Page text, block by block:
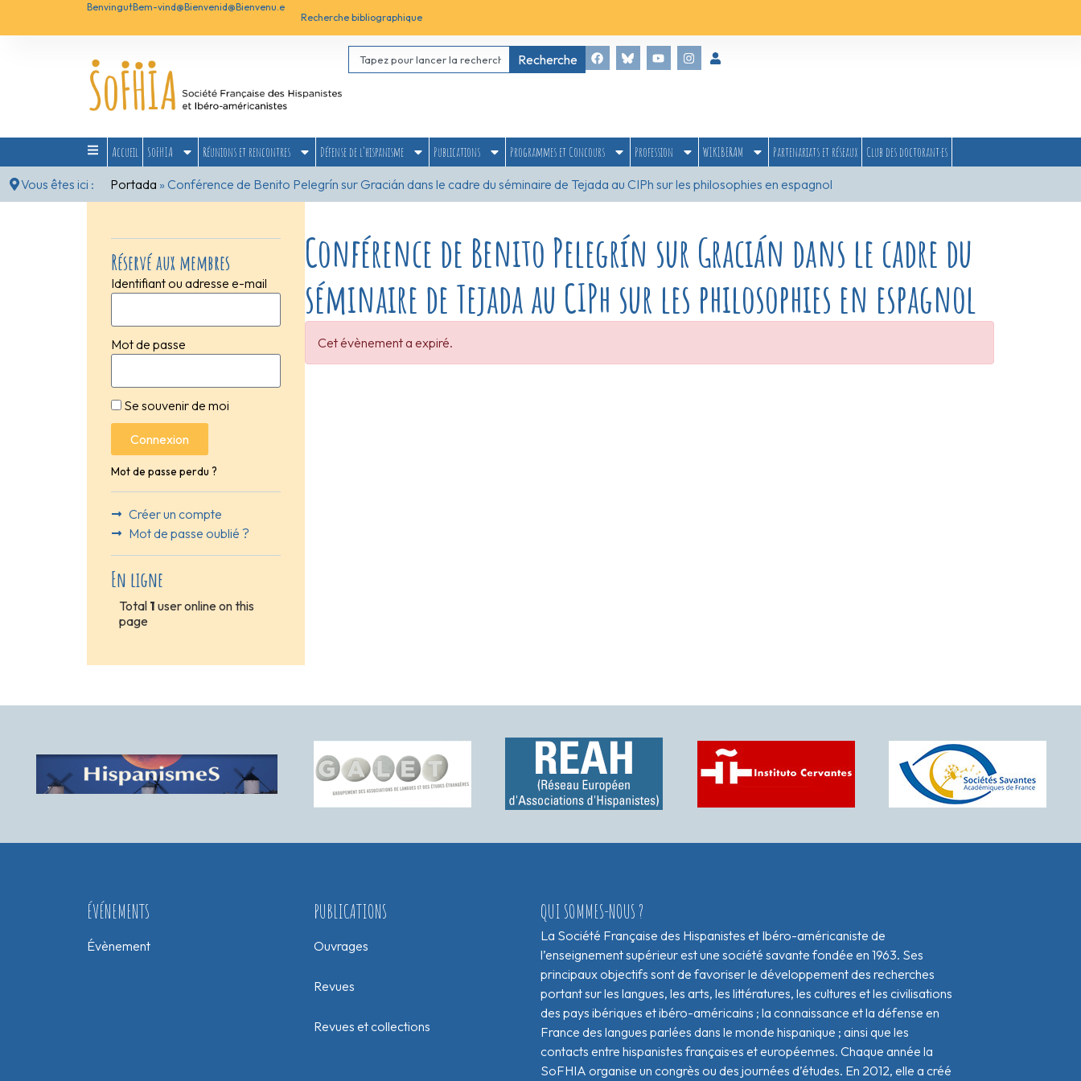
BenvingutBem-vind@Bienvenid@Bienvenu.e
Recherche bibliographique
Recherche
Accueil SoFHIA Réunions et rencontres Défense de l’hispanisme Publications Programmes et Concours Profession WIKIBERAM Partenariats et réseaux
Club des doctorant·es
Vous êtes ici :
Portada »Conférence de Benito Pelegrín sur Gracián dans le cadre du séminaire de Tejada au CIPh sur les philosophies en espagnol
Réservé aux membres
Identifiant ou adresse e-mail
Mot de passe
Se souvenir de moi
Connexion
Mot de passe perdu ?
Créer un compte
Mot de passe oublié ?
En ligne
Total 1 user online on this
page
Conférence de Benito Pelegrín sur Gracián dans le cadre du
séminaire de Tejada au CIPh sur les philosophies en espagnol
Cet évènement a expiré.
ÉVÉNEMENTS
Évènement
PUBLICATIONS
Ouvrages
Revues
Revues et collections
QUI SOMMES-NOUS ?
La Société Française des Hispanistes et Ibéro-américaniste de
l’enseignement supérieur est une société savante fondée en 1963. Ses
principaux objectifs sont de favoriser le développement des recherches
portant sur les langues, les arts, les littératures, les cultures et les civilisations
des pays ibériques et ibéro-américains ; la connaissance et la défense en
France des langues parlées dans le monde hispanique ; ainsi que les
contacts entre hispanistes français·es et européen·nes. Chaque année la
SoFHIA organise un congrès ou des journées d’études. En 2012, elle a créé